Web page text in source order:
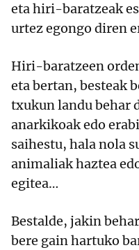
eta hiri-baratzeak
urtez egongo diren
Hiri-baratzeen
eta bertan, besteak
txukun landu behar
anarkikoak edo
saihestu, hala nola
animaliak haztea
egitea…
Bestalde, jakin
bere gain hartuko